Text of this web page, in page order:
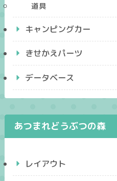
道具
キャンピングカー
きせかえパーツ
データベース
あつまれどうぶつの森
レイアウト